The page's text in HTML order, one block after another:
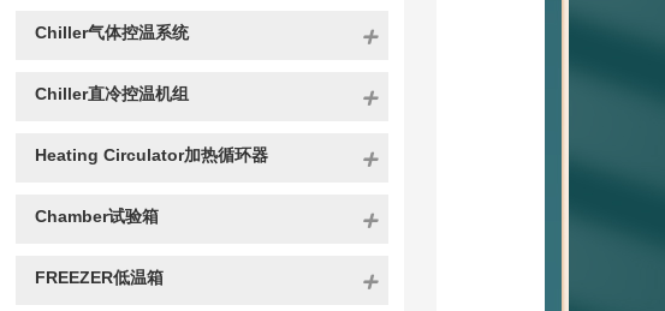
Chiller气体控温系统
Chiller直冷控温机组
Heating Circulator加热循环器
Chamber试验箱
FREEZER低温箱